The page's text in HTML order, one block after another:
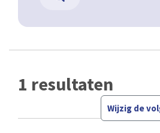
1 resultaten
Wijzig de